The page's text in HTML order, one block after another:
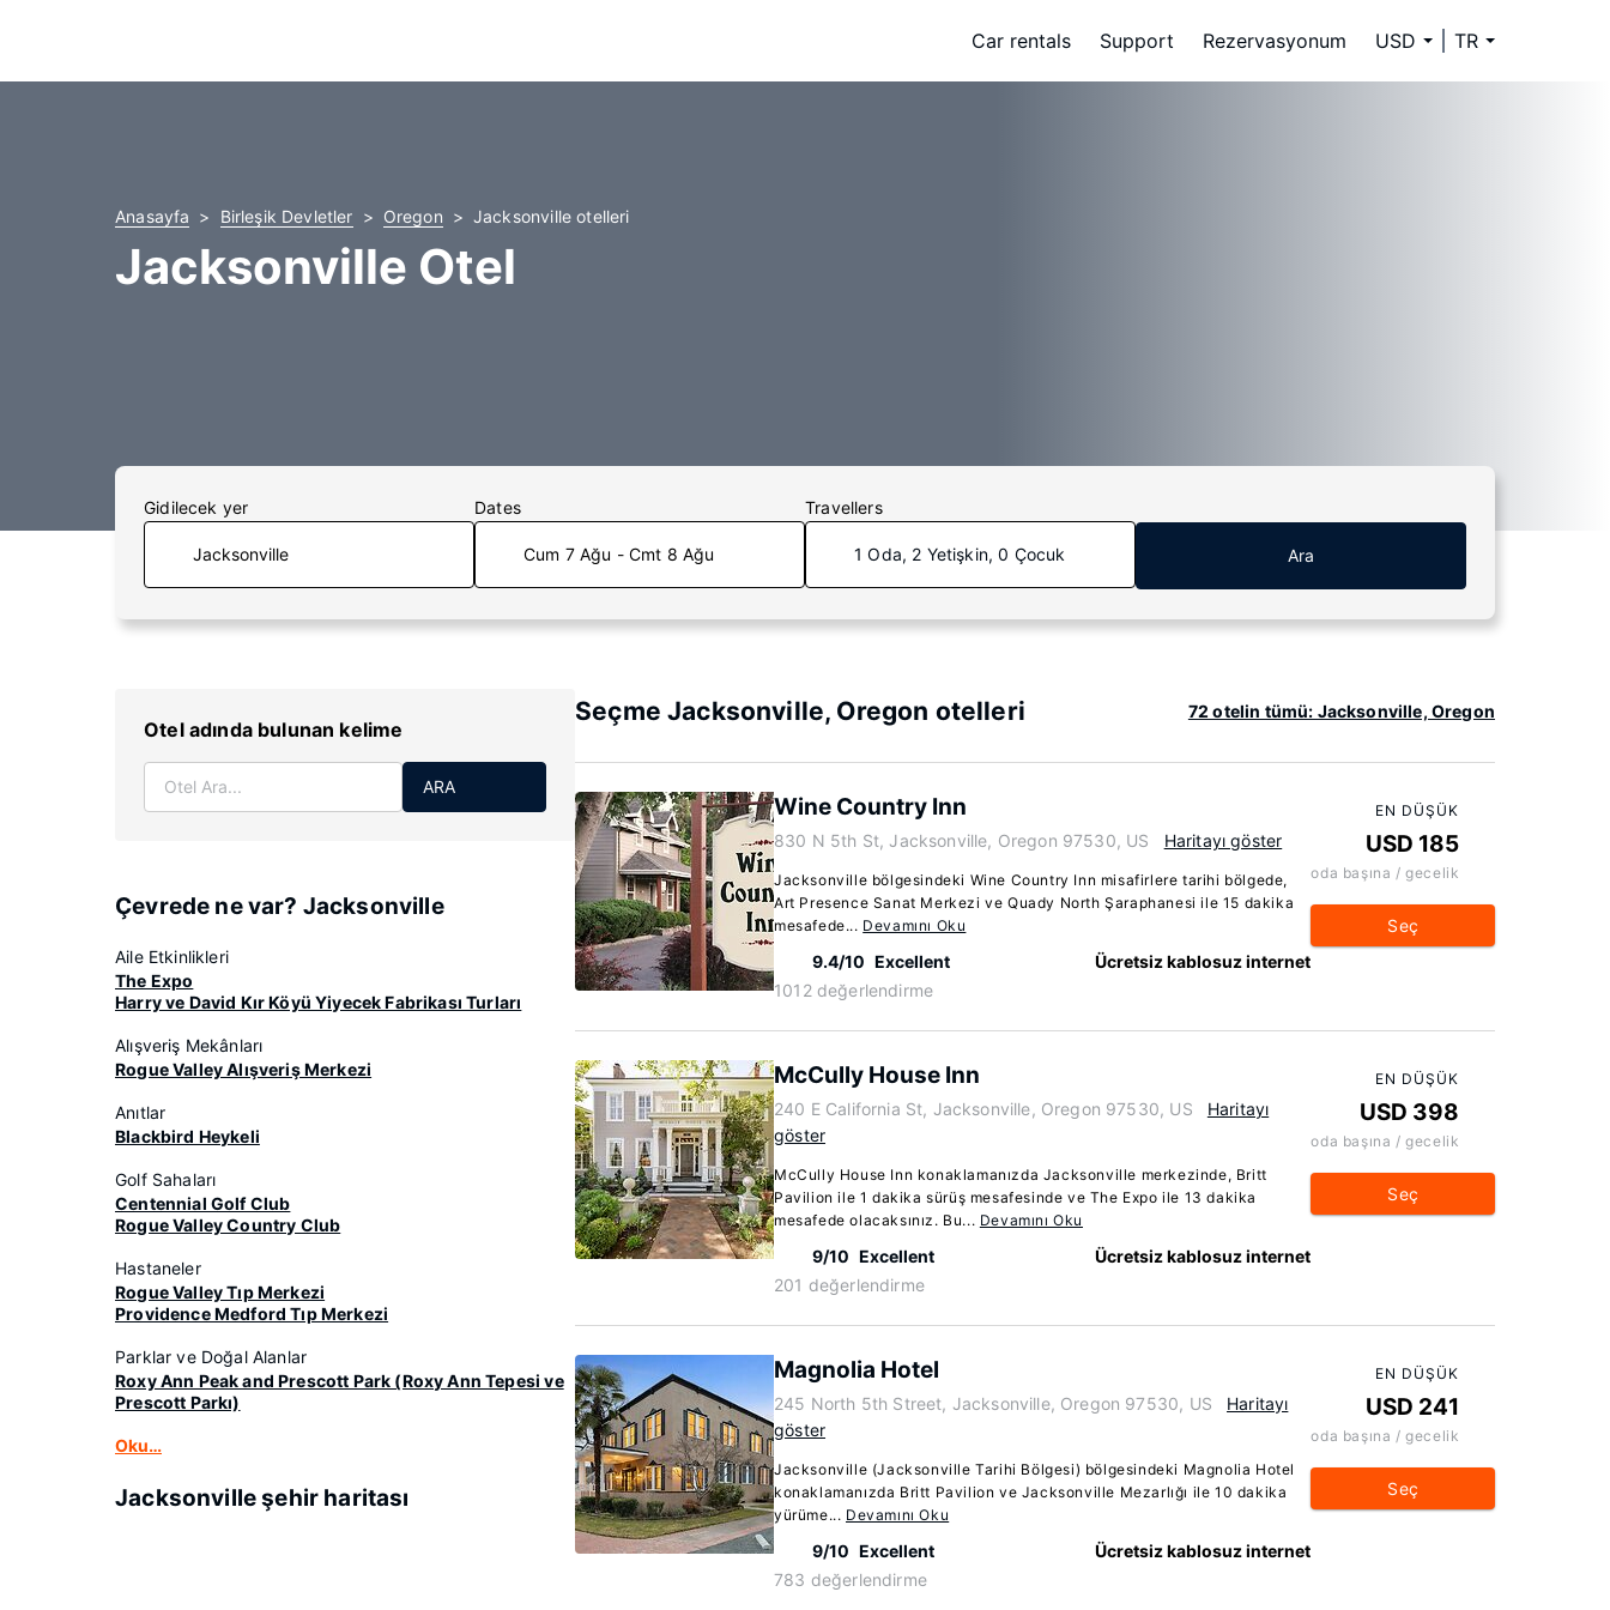
Car rentals Support Rezervasyonum USD TR
Anasayfa Birleşik Devletler Oregon Jacksonville otelleri
Jacksonville Otel
Gidilecek yer Dates
Cum 7 Ağu - Cmt 8 Ağu
Travellers
1 Oda, 2 Yetişkin, 0 Çocuk Ara
Otel adında bulunan kelime
ARA
Çevrede ne var? Jacksonville
Aile Etkinlikleri
The Expo
Harry ve David Kır Köyü Yiyecek Fabrikası Turları
Alışveriş Mekânları
Rogue Valley Alışveriş Merkezi
Anıtlar
Blackbird Heykeli
Golf Sahaları
Centennial Golf Club
Rogue Valley Country Club
Hastaneler
Rogue Valley Tıp Merkezi
Providence Medford Tıp Merkezi
Parklar ve Doğal Alanlar
Roxy Ann Peak and Prescott Park (Roxy Ann Tepesi ve
Prescott Parkı)
Oku…
Jacksonville şehir haritası
Seçme Jacksonville, Oregon otelleri 72 otelin tümü: Jacksonville, Oregon
Wine Country Inn
830 N 5th St, Jacksonville, Oregon 97530, US Haritayı göster
Jacksonville bölgesindeki Wine Country Inn misafirlere tarihi bölgede,
Art Presence Sanat Merkezi ve Quady North Şaraphanesi ile 15 dakika
mesafede... Devamını Oku
9.4/10 Excellent
1012 değerlendirme
Ücretsiz kablosuz internet
EN DÜŞÜK
USD 185
oda başına / gecelik
Seç
McCully House Inn
240 E California St, Jacksonville, Oregon 97530, US
Haritayı
göster
McCully House Inn konaklamanızda Jacksonville merkezinde, Britt
Pavilion ile 1 dakika sürüş mesafesinde ve The Expo ile 13 dakika
mesafede olacaksınız. Bu... Devamını Oku
9/10 Excellent
201 değerlendirme
Ücretsiz kablosuz internet
EN DÜŞÜK
USD 398
oda başına / gecelik
Seç
Magnolia Hotel
245 North 5th Street, Jacksonville, Oregon 97530, US
Haritayı
göster
Jacksonville (Jacksonville Tarihi Bölgesi) bölgesindeki Magnolia Hotel
konaklamanızda Britt Pavilion ve Jacksonville Mezarlığı ile 10 dakika
yürüme... Devamını Oku
9/10 Excellent
783 değerlendirme
Ücretsiz kablosuz internet
EN DÜŞÜK
USD 241
oda başına / gecelik
Seç